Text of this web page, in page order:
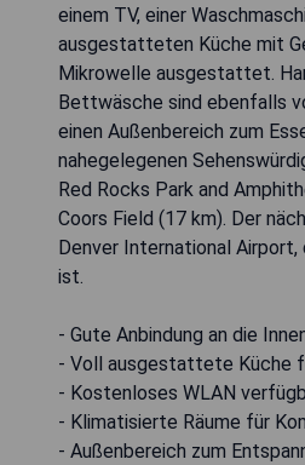
einem TV, einer
ausgestatteten Küche mit
Mikrowelle ausgestattet.
Bettwäsche sind ebenfalls
einen Außenbereich zum
nahegelegenen
Red Rocks Park and
Coors Field (17 km). Der
Denver International
ist.
- Gute Anbindung an die
- Voll ausgestattete Küche
- Kostenloses WLAN
- Klimatisierte Räume für
- Außenbereich zum